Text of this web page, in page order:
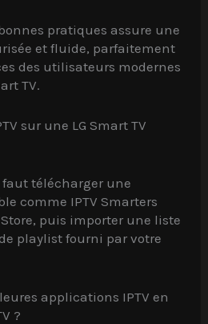
pratiques assure une
et fluide, parfaitement
des utilisateurs modernes
TV.
sur une LG Smart TV
faut télécharger une
comme IPTV Smarters
puis importer une liste
playlist fourni par votre
applications IPTV en
?